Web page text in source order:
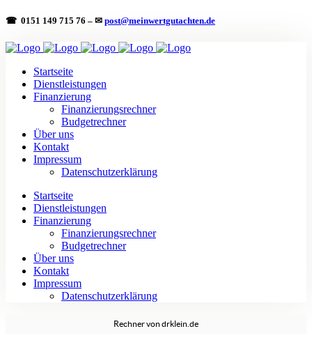
☎ 0151 149 715 76 – ✉ post@meinwertgutachten.de
Startseite
Dienstleistungen
Finanzierung
Finanzierungsrechner
Budgetrechner
Über uns
Kontakt
Impressum
Datenschutzerklärung
Startseite
Dienstleistungen
Finanzierung
Finanzierungsrechner
Budgetrechner
Über uns
Kontakt
Impressum
Datenschutzerklärung